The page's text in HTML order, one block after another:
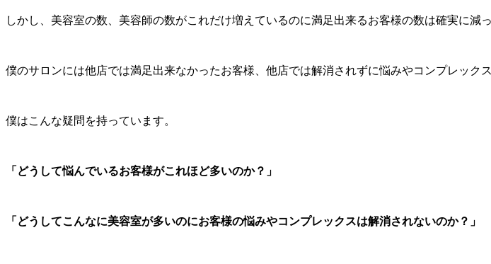
しかし、美容室の数、美容師の数がこれだけ増えているのに満足出来るお客様の数は確実に減っ
僕のサロンには他店では満足出来なかったお客様、他店では解消されずに悩みやコンプレック
僕はこんな疑問を持っています。
「どうして悩んでいるお客様がこれほど多いのか？」
「どうしてこんなに美容室が多いのにお客様の悩みやコンプレックスは解消されないのか？」